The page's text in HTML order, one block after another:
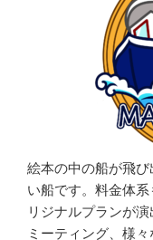
絵本の中の船が飛
い船です。料金体
リジナルプランが
ミーティング、様